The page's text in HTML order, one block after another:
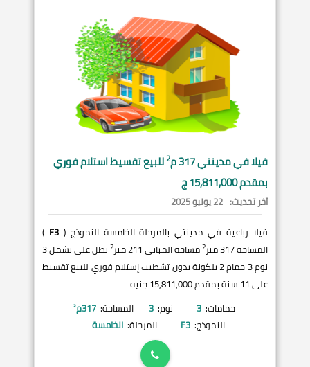
فيلا فيمدينتي 2للبيع تقسيط استلام فوري
بمقدم 15,811,000 ج
آخر تحديث: 22 يوليو 2025
فيلا رباعية في مدينتي بالمرحلة الخامسة النموذج (F3
)
المساحة 317 متر
2مساحة المباني 211 متر 2
تطل على تشمل 3
نوم 3 حمام 2 بلكونة بدون تشطيب إستلام فوري للبيع تقسيط
على 11 سنة بمقدم 15,811,000 جنيه
حمامات: 3 نوم: 3 المساحة: 317م²
النموذج: F3 المرحلة: الخامسة